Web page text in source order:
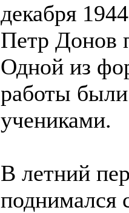
декабря
Петр Донов
Одной из
работы
учениками.
В летний
поднимался